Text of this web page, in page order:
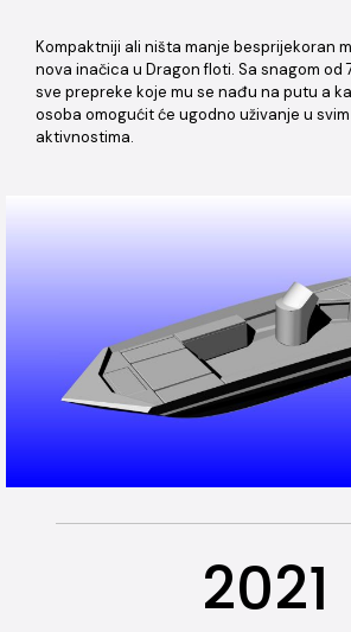
Kompaktniji ali ništa manje besprijekoran
nova inačica u Dragon floti. Sa snagom od
sve prepreke koje mu se nađu na putu a
osoba omogućit će ugodno uživanje u
aktivnostima.
2021